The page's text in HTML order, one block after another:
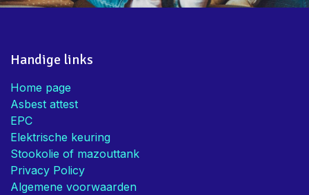
Handige links
Home page
Asbest attest
EPC
Elektrische keuring
Stookolie of mazouttank
Privacy Policy
Algemene voorwaarden